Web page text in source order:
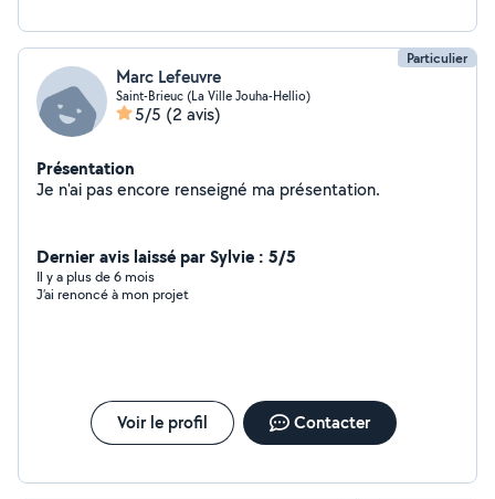
Particulier
Marc Lefeuvre
Saint-Brieuc (La Ville Jouha-Hellio)
5/5 (2 avis)
Présentation
Je n'ai pas encore renseigné ma présentation.
Dernier avis laissé par Sylvie : 5/5
Il y a plus de 6 mois
J’ai renoncé à mon projet
Voir le profil Contacter